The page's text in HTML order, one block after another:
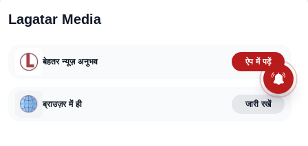
TERMS AND CONDITIONS
CORRECTIONS POLICY
FACT CHECKING POLICY
Lagatar Media
बेहतर न्यूज़ अनुभव ऐप में पढ़ें
ब्राउज़र में ही जारी रखें